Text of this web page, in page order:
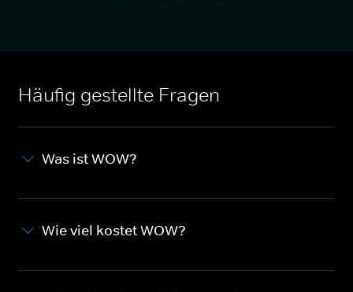
Häufig gestellte Fragen
Was ist WOW?
Wie viel kostet WOW?